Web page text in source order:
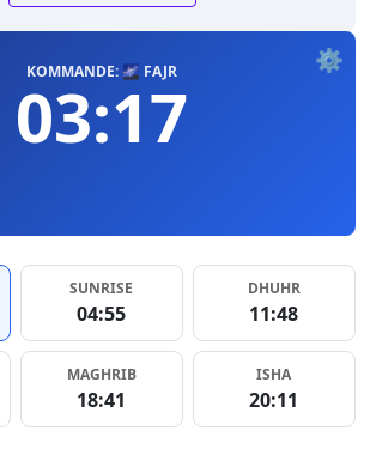
⚙️
KOMMANDE: 🌌 FAJR
03:17
SUNRISE
04:55
DHUHR
11:48
MAGHRIB
18:41
ISHA
20:11